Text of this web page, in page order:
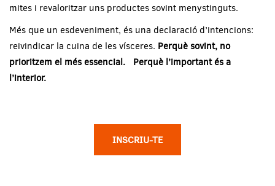
mites i revaloritzar uns productes sovint menystinguts.
Més que un esdeveniment, és una declaració d’intencions:
reivindicar la cuina de les vísceres. Perquè sovint, no
prioritzem el més essencial. Perquè l’important és a
l’interior.
INSCRIU-TE